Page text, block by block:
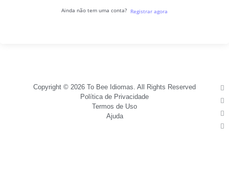
Ainda não tem uma conta? Registrar agora
Copyright © 2026 To Bee Idiomas. All Rights Reserved
Política de Privacidade
Termos de Uso
Ajuda